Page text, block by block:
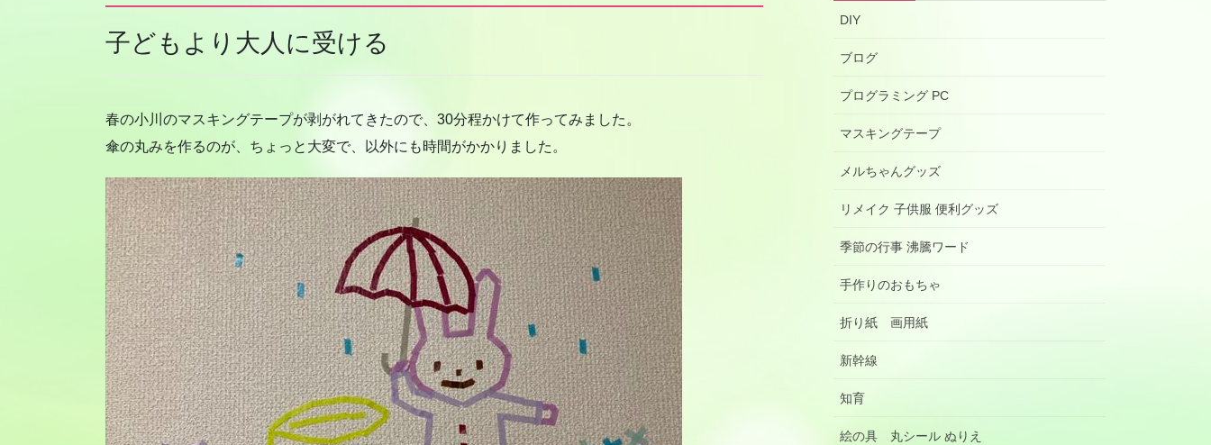
子どもより大人に受ける
春の小川のマスキングテープが剥がれてきたので、30分程かけて作ってみました。
傘の丸みを作るのが、ちょっと大変で、以外にも時間がかかりました。
DIY
ブログ
プログラミング PC
マスキングテープ
メルちゃんグッズ
リメイク 子供服 便利グッズ
季節の行事 沸騰ワード
手作りのおもちゃ
折り紙 画用紙
新幹線
知育
絵の具 丸シール ぬりえ